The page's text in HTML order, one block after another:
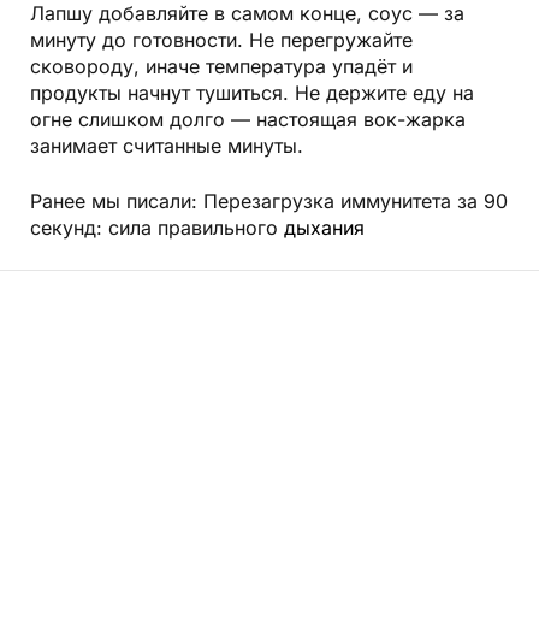
Лапшу добавляйте в самом конце, соус — за
минуту до готовности. Не перегружайте
сковороду, иначе температура упадёт и
продукты начнут тушиться. Не держите еду на
огне слишком долго — настоящая вок-жарка
занимает считанные минуты.
Ранее мы писали: Перезагрузка иммунитета за 90
секунд: сила правильного дыхания